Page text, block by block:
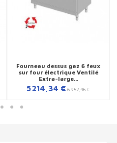
Fourneau dessus gaz 6 feux
sur four électrique Ventilé
Extra-large...
5 214,34 € 6 952,46 €